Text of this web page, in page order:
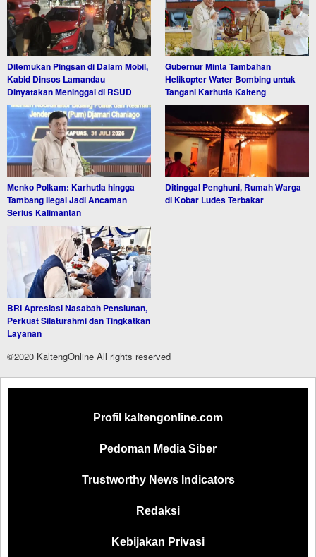
Ditemukan Pingsan di Dalam Mobil,
Kabid Dinsos Lamandau
Dinyatakan Meninggal di RSUD
Gubernur Minta Tambahan
Helikopter Water Bombing untuk
Tangani Karhutla Kalteng
Menko Polkam: Karhutla hingga
Tambang Ilegal Jadi Ancaman
Serius Kalimantan
Ditinggal Penghuni, Rumah Warga
di Kobar Ludes Terbakar
BRI Apresiasi Nasabah Pensiunan,
Perkuat Silaturahmi dan Tingkatkan
Layanan
©2020 KaltengOnline All rights reserved
Profil kaltengonline.com
Pedoman Media Siber
Trustworthy News Indicators
Redaksi
Kebijakan Privasi